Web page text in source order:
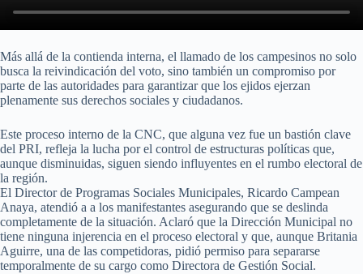
Más allá de la contienda interna, el llamado de los campesinos no solo
busca la reivindicación del voto, sino también un compromiso por
parte de las autoridades para garantizar que los ejidos ejerzan
plenamente sus derechos sociales y ciudadanos.
Este proceso interno de la CNC, que alguna vez fue un bastión clave
del PRI, refleja la lucha por el control de estructuras políticas que,
aunque disminuidas, siguen siendo influyentes en el rumbo electoral de
la región.
El Director de Programas Sociales Municipales, Ricardo Campean
Anaya, atendió a a los manifestantes asegurando que se deslinda
completamente de la situación. Aclaró que la Dirección Municipal no
tiene ninguna injerencia en el proceso electoral y que, aunque Britania
Aguirre, una de las competidoras, pidió permiso para separarse
temporalmente de su cargo como Directora de Gestión Social.